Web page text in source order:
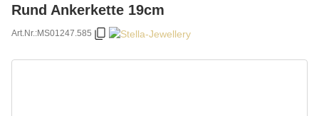
Rund Ankerkette 19cm
Art.Nr.:MS01247.585